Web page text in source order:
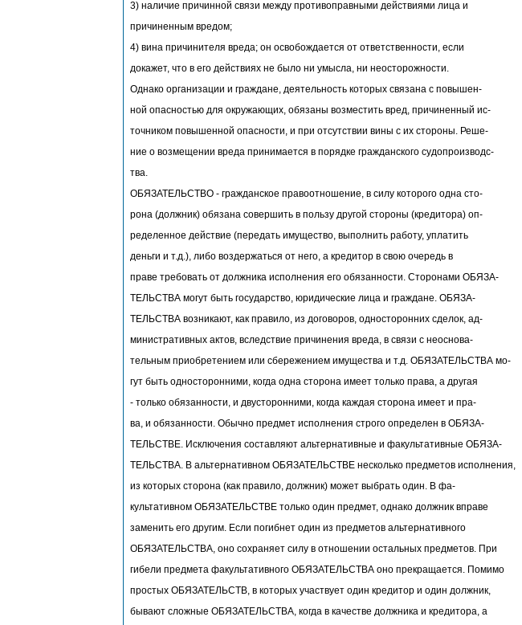
3) наличие причинной связи между противоправными действиями лица и
причиненным вредом;
4) вина причинителя вреда; он освобождается от ответственности, если
докажет, что в его действиях не было ни умысла, ни неосторожности.
Однако организации и граждане, деятельность которых связана с повышен-
ной опасностью для окружающих, обязаны возместить вред, причиненный ис-
точником повышенной опасности, и при отсутствии вины с их стороны. Реше-
ние о возмещении вреда принимается в порядке гражданского судопроизводс-
тва.
ОБЯЗАТЕЛЬСТВО - гражданское правоотношение, в силу которого одна сто-
рона (должник) обязана совершить в пользу другой стороны (кредитора) оп-
ределенное действие (передать имущество, выполнить работу, уплатить
деньги и т.д.), либо воздержаться от него, а кредитор в свою очередь в
праве требовать от должника исполнения его обязанности. Сторонами ОБЯЗА-
ТЕЛЬСТВА могут быть государство, юридические лица и граждане. ОБЯЗА-
ТЕЛЬСТВА возникают, как правило, из договоров, односторонних сделок, ад-
министративных актов, вследствие причинения вреда, в связи с неоснова-
тельным приобретением или сбережением имущества и т.д. ОБЯЗАТЕЛЬСТВА мо-
гут быть односторонними, когда одна сторона имеет только права, а другая
- только обязанности, и двусторонними, когда каждая сторона имеет и пра-
ва, и обязанности. Обычно предмет исполнения строго определен в ОБЯЗА-
ТЕЛЬСТВЕ. Исключения составляют альтернативные и факультативные ОБЯЗА-
ТЕЛЬСТВА. В альтернативном ОБЯЗАТЕЛЬСТВЕ несколько предметов исполнения,
из которых сторона (как правило, должник) может выбрать один. В фа-
культативном ОБЯЗАТЕЛЬСТВЕ только один предмет, однако должник вправе
заменить его другим. Если погибнет один из предметов альтернативного
ОБЯЗАТЕЛЬСТВА, оно сохраняет силу в отношении остальных предметов. При
гибели предмета факультативного ОБЯЗАТЕЛЬСТВА оно прекращается. Помимо
простых ОБЯЗАТЕЛЬСТВ, в которых участвует один кредитор и один должник,
бывают сложные ОБЯЗАТЕЛЬСТВА, когда в качестве должника и кредитора, а